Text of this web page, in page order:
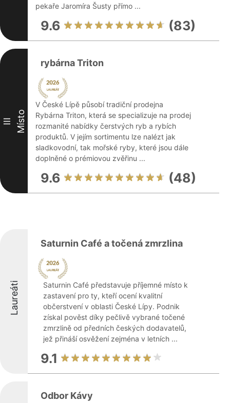
pekaře Jaromíra Šusty přímo ...
9.6 (83)
III Místo
rybárna Triton
V České Lípě působí tradiční prodejna
Rybárna Triton, která se specializuje na prodej
rozmanité nabídky čerstvých ryb a rybích
produktů. V jejím sortimentu lze nalézt jak
sladkovodní, tak mořské ryby, které jsou dále
doplněné o prémiovou zvěřinu ...
9.6 (48)
Laureáti
Saturnin Café a točená zmrzlina
Saturnin Café představuje příjemné místo k
zastavení pro ty, kteří ocení kvalitní
občerstvení v oblasti České Lípy. Podnik
získal pověst díky pečlivě vybrané točené
zmrzlině od předních českých dodavatelů,
jež přináší osvěžení zejména v letních ...
9.1
Odbor Kávy